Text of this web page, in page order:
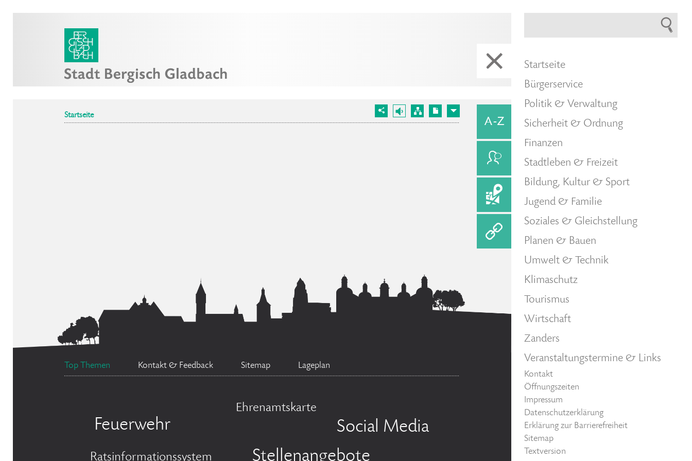
Startseite
Top Themen Kontakt & Feedback Sitemap Lageplan
Feuerwehr
Ehrenamtskarte
Social Media
Ratsinformationssystem Stellenangebote
Startseite
Bürgerservice
Politik & Verwaltung
Sicherheit & Ordnung
Finanzen
Stadtleben & Freizeit
Bildung, Kultur & Sport
Jugend & Familie
Soziales & Gleichstellung
Planen & Bauen
Umwelt & Technik
Klimaschutz
Tourismus
Wirtschaft
Zanders
Veranstaltungstermine & Links
Kontakt
Öffnungszeiten
Impressum
Datenschutzerklärung
Erklärung zur Barrierefreiheit
Sitemap
Textversion